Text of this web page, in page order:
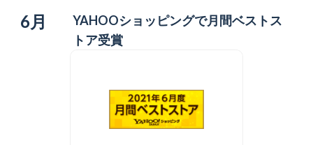
6月
YAHOOショッピングで月間ベストス
トア受賞